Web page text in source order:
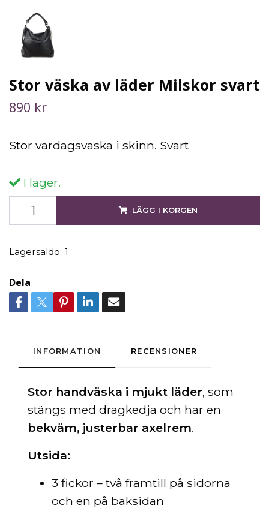
Stor väska av läder Milskor svart
890 kr
Stor vardagsväska i skinn. Svart
I lager.
LÄGG I KORGEN
Lagersaldo: 1
Dela
INFORMATION RECENSIONER
Stor handväska i mjukt läder, som
stängs med dragkedja och har en
bekväm, justerbar axelrem.
Utsida:
3 fickor – två framtill på sidorna
och en på baksidan